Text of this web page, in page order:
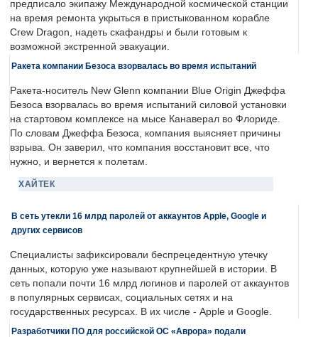
предписало экипажу Международной космической станции
на время ремонта укрыться в пристыкованном корабле
Crew Dragon, надеть скафандры и были готовым к
возможной экстренной эвакуации.
Ракета компании Безоса взорвалась во время испытаний
Ракета-носитель New Glenn компании Blue Origin Джеффа
Безоса взорвалась во время испытаний силовой установки
на стартовом комплексе на мысе Канаверал во Флориде.
По словам Джеффа Безоса, компания выясняет причины
взрыва. Он заверил, что компания восстановит все, что
нужно, и вернется к полетам.
ХАЙТЕК
В сеть утекли 16 млрд паролей от аккаунтов Apple, Google и
других сервисов
Специалисты зафиксировали беспрецедентную утечку
данных, которую уже называют крупнейшей в истории. В
сеть попали почти 16 млрд логинов и паролей от аккаунтов
в популярных сервисах, социальных сетях и на
государственных ресурсах. В их числе - Apple и Google.
Разработчики ПО для российской ОС «Аврора» подали